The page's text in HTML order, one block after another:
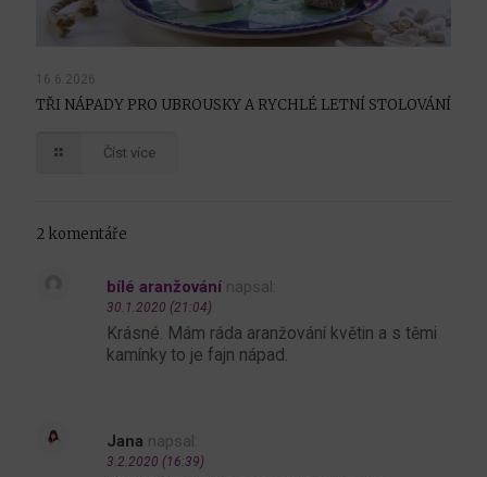
16.6.2026
TŘI NÁPADY PRO UBROUSKY A RYCHLÉ LETNÍ STOLOVÁNÍ
Číst více
2 komentáře
bílé aranžování napsal:
30.1.2020 (21:04)
Krásné. Mám ráda aranžování květin a s těmi
kamínky to je fajn nápad.
Jana napsal:
3.2.2020 (16:39)